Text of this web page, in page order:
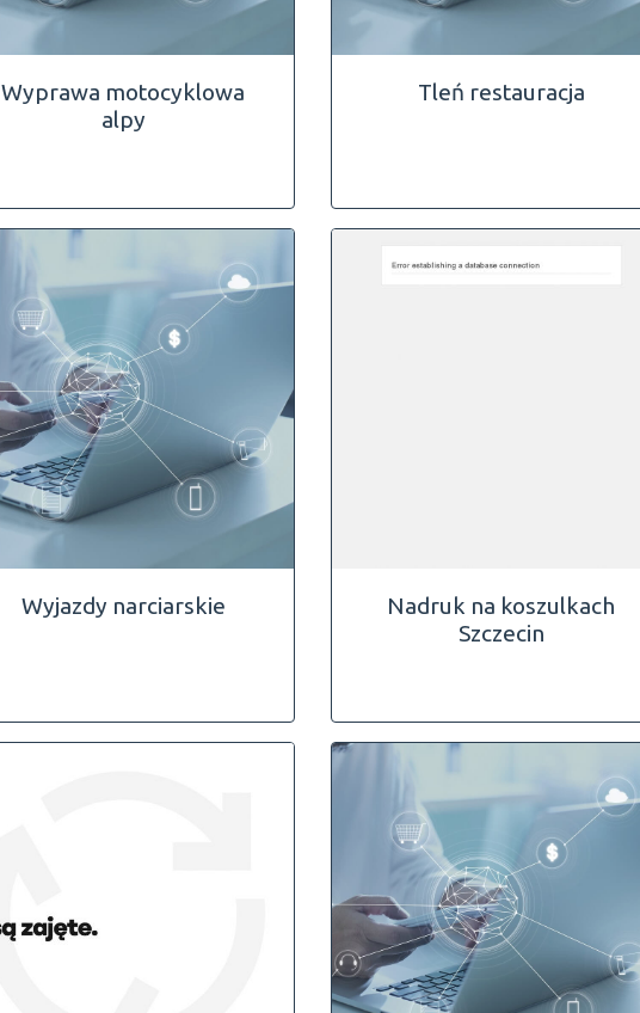
Wyprawa motocyklowa
alpy
Tleń restauracja
Wyjazdy narciarskie
Nadruk na koszulkach
Szczecin